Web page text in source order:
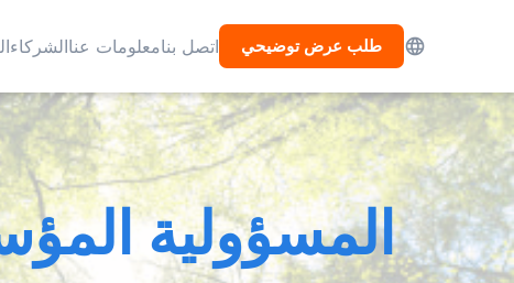
الشركاءمعلومات عنااتصل بنا طلب عرض توضيحي
المسؤولية